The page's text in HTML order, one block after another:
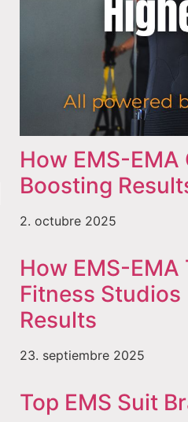
How EMS-
Boosting
2. octubre 2025
How EMS-
Fitness Studios
Results
23. septiembre 2025
Top EMS Suit